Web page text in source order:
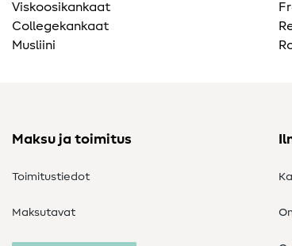
Viskoosikankaat
Collegekankaat
Musliini
Maksu ja toimitus
Toimitustiedot
Maksutavat